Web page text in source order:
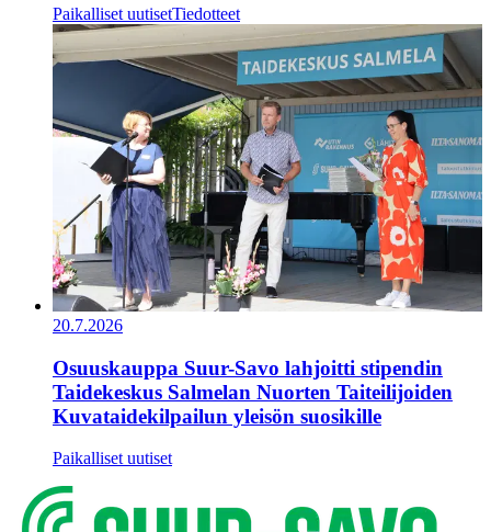
Paikalliset uutisetTiedotteet
20.7.2026
Osuuskauppa Suur-Savo lahjoitti stipendin
Taidekeskus Salmelan Nuorten Taiteilijoiden
Kuvataidekilpailun yleisön suosikille
Paikalliset uutiset